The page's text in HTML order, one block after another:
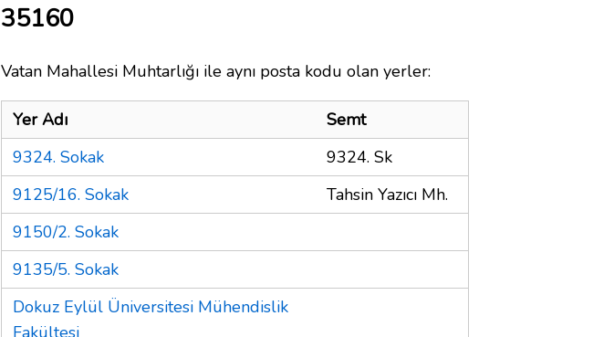
35160
Vatan Mahallesi Muhtarlığı ile aynı posta kodu olan yerler:
Yer Adı
Semt
9324. Sokak
9324. Sk
9125/16. Sokak
Tahsin Yazıcı Mh.
9150/2. Sokak
9135/5. Sokak
Dokuz Eylül Üniversitesi Mühendislik
Fakültesi